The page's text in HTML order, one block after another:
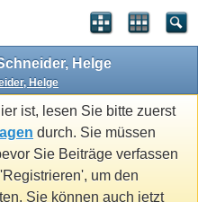
Helge
Helge
ist, lesen Sie bitte zuerst
durch. Sie müssen
Sie Beiträge verfassen
um den
Sie können auch jetzt